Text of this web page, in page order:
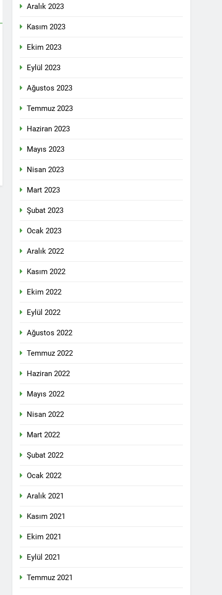
Geleceğinde Belirsizlikler”
dönüşmektedir”
YAPTI
Dünya Anadil Günü’nü HAK-
etrafında birleşmeli
dil olsun.
li ber kolonyalîzmê netewînin bi rêzdarî
görüştü.
Genel Merkez’de toplandı.
VE DİYALOĞLA ÇÖZÜLMELİDİR
başkanı Bayram Bozyel’in açılış
Aralık 2023
Kasım 2023
Ekim 2023
Eylül 2023
Ağustos 2023
Temmuz 2023
Haziran 2023
Mayıs 2023
Nisan 2023
Mart 2023
Şubat 2023
Ocak 2023
Aralık 2022
Kasım 2022
Ekim 2022
Eylül 2022
Ağustos 2022
Temmuz 2022
Haziran 2022
Mayıs 2022
Nisan 2022
Mart 2022
Şubat 2022
Ocak 2022
Aralık 2021
Kasım 2021
Ekim 2021
Eylül 2021
Temmuz 2021